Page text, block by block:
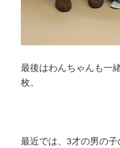
最後はわんちゃんも一
枚。
最近では、3才の男の子